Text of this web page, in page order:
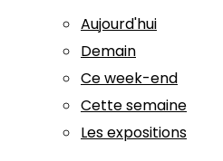
Aujourd'hui
Demain
Ce week-end
Cette semaine
Les expositions